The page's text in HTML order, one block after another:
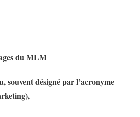
du MLM
souvent désigné par l’acronyme